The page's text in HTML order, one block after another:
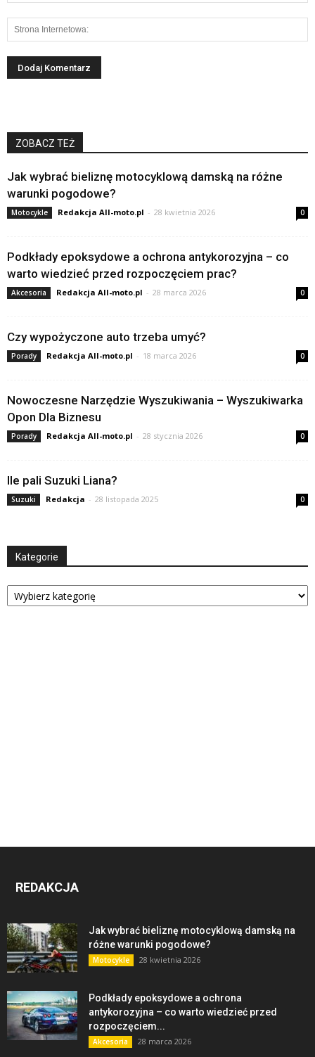
ZOBACZ TEŻ
Jak wybrać bieliznę motocyklową damską na różne
warunki pogodowe?
Motocykle Redakcja All-moto.pl - 28 kwietnia 2026 0
Podkłady epoksydowe a ochrona antykorozyjna – co
warto wiedzieć przed rozpoczęciem prac?
Akcesoria Redakcja All-moto.pl - 28 marca 2026 0
Czy wypożyczone auto trzeba umyć?
Porady Redakcja All-moto.pl - 18 marca 2026 0
Nowoczesne Narzędzie Wyszukiwania – Wyszukiwarka
Opon Dla Biznesu
Porady Redakcja All-moto.pl - 28 stycznia 2026 0
Ile pali Suzuki Liana?
Suzuki Redakcja - 28 listopada 2025 0
Kategorie
Kategorie
REDAKCJA
Jak wybrać bieliznę motocyklową damską na
różne warunki pogodowe?
Motocykle 28 kwietnia 2026
Podkłady epoksydowe a ochrona
antykorozyjna – co warto wiedzieć przed
rozpoczęciem...
Akcesoria 28 marca 2026